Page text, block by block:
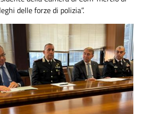
delle forze di polizia”.